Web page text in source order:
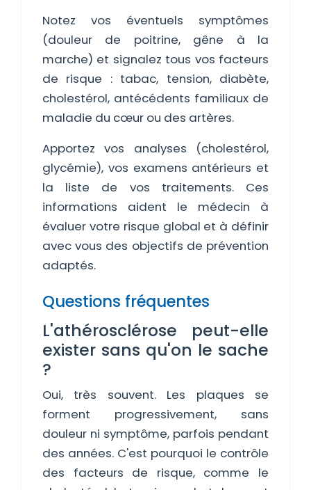
Notez vos éventuels symptômes
(douleur de poitrine, gêne à la
marche) et signalez tous vos facteurs
de risque : tabac, tension, diabète,
cholestérol, antécédents familiaux de
maladie du cœur ou des artères.
Apportez vos analyses (cholestérol,
glycémie), vos examens antérieurs et
la liste de vos traitements. Ces
informations aident le médecin à
évaluer votre risque global et à définir
avec vous des objectifs de prévention
adaptés.
Questions fréquentes
L'athérosclérose peut-elle
exister sans qu'on le sache
?
Oui, très souvent. Les plaques se
forment progressivement, sans
douleur ni symptôme, parfois pendant
des années. C'est pourquoi le contrôle
des facteurs de risque, comme le